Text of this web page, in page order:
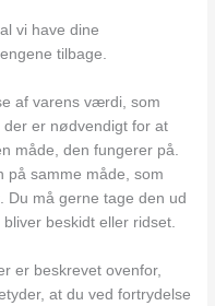
vi have dine
tilbage.
af varens værdi, som
er nødvendigt for at
måde, den fungerer på.
på samme måde, som
Du må gerne tage den ud
beskidt eller ridset.
er beskrevet ovenfor,
at du ved fortrydelse